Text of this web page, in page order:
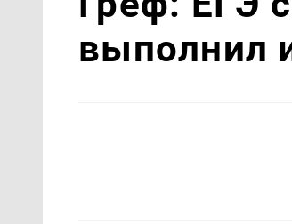
выполнил